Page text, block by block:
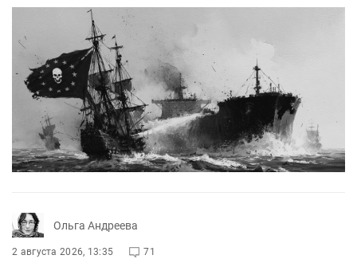
Ольга Андреева
2 августа 2026, 13:35 71